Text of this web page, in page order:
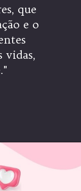
que
e o
vidas,